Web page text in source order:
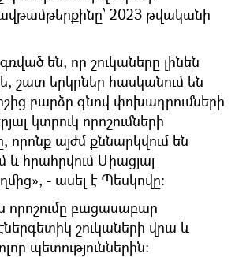
2023 թվականի
են, որ շուկաները լինեն
շատ երկրներ հասկանում են
բարձր գնով փոխադրումների
կտրուկ որոշումների
որոնք այժմ քննարկվում են
և հրահրվում Միացյալ
- ասել է Պեսկովը։
որոշումը բացասաբար
շուկաների վրա և
պետություններին։